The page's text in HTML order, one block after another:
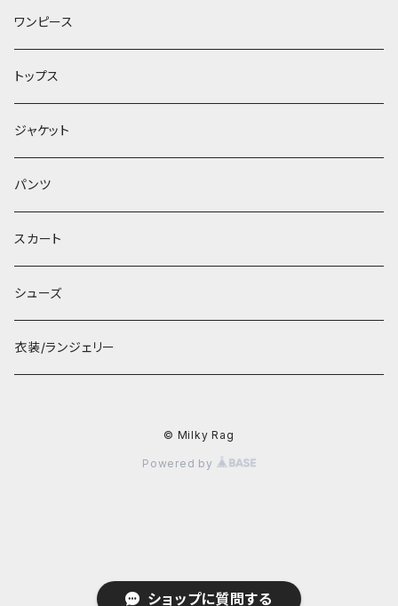
ショップに質問する
ワンピース
トップス
ジャケット
パンツ
スカート
シューズ
衣装/ランジェリー
© Milky Rag
Powered by